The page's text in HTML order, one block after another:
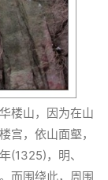
楼山，因为在山
宫，依山面壑，
(1325)，明、
而围绕此，周围